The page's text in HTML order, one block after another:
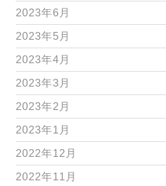
2023年6月
2023年5月
2023年4月
2023年3月
2023年2月
2023年1月
2022年12月
2022年11月